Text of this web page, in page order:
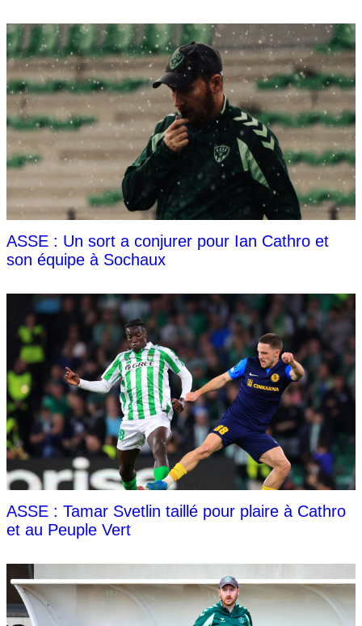
ASSE : Un sort a conjurer pour Ian Cathro et
son équipe à Sochaux
ASSE : Tamar Svetlin taillé pour plaire à Cathro
et au Peuple Vert